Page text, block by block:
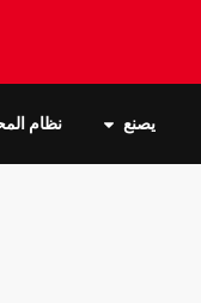
يصنع نظام